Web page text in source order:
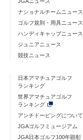
ナショナルチームニュース
ゴルフ規則・用具ニュース
ハンディキャップニュース
ジュニアニュース
競技ニュース
日本アマチュアゴルフ
ランキング
世界アマチュアゴルフ
ランキング
アンチドーピングについて
JGAゴルフミュージアム
JGA日本ゴルフ100年顕彰